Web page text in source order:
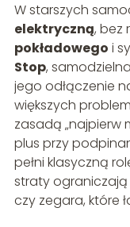
W starszych
elektryczną, bez
pokładowego i
Stop, samodzielna
jego odłączenie
większych
zasadą „najpierw
plus przy
pełni klasyczną
straty
czy zegara, które